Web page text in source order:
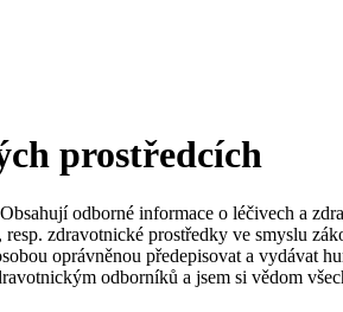
prostředcích
odborné informace o léčivech a
zdravotnické prostředky ve smyslu
oprávněnou předepisovat a vydávat
odborníků a jsem si vědom